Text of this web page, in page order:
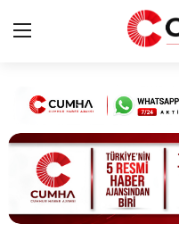
Kurumsal
Cumhurbaşkanlığı
Bakanlıklar